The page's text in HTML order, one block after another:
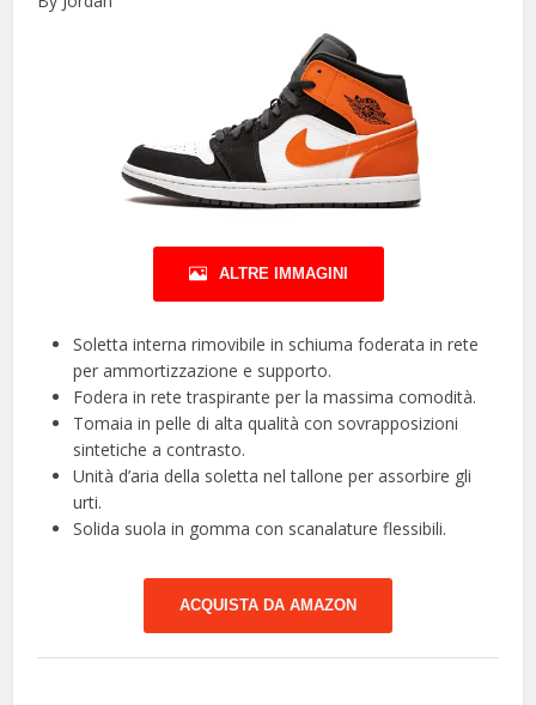
ALTRE IMMAGINI
Soletta interna rimovibile in schiuma foderata in rete
per ammortizzazione e supporto.
Fodera in rete traspirante per la massima comodità.
Tomaia in pelle di alta qualità con sovrapposizioni
sintetiche a contrasto.
Unità d’aria della soletta nel tallone per assorbire gli
urti.
Solida suola in gomma con scanalature flessibili.
ACQUISTA DA AMAZON